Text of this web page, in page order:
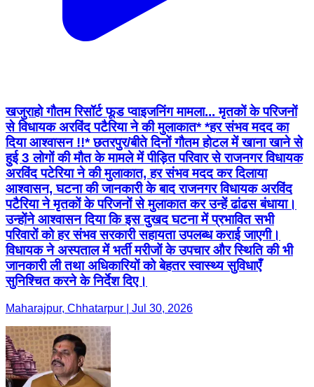
खजुराहो गौतम रिसॉर्ट फूड प्वाइजनिंग मामला... मृतकों के परिजनों
से विधायक अरविंद पटैरिया ने की मुलाकात* *हर संभव मदद का
दिया आश्वासन !!* छतरपुर/बीते दिनों गौतम होटल में खाना खाने से
हुई 3 लोगों की मौत के मामले में पीड़ित परिवार से राजनगर विधायक
अरविंद पटेरिया ने की मुलाकात, हर संभव मदद कर दिलाया
आश्वासन, घटना की जानकारी के बाद राजनगर विधायक अरविंद
पटैरिया ने मृतकों के परिजनों से मुलाकात कर उन्हें ढांढस बंधाया।
उन्होंने आश्वासन दिया कि इस दुखद घटना में प्रभावित सभी
परिवारों को हर संभव सरकारी सहायता उपलब्ध कराई जाएगी।
विधायक ने अस्पताल में भर्ती मरीजों के उपचार और स्थिति की भी
जानकारी ली तथा अधिकारियों को बेहतर स्वास्थ्य सुविधाएँ
सुनिश्चित करने के निर्देश दिए।
Maharajpur, Chhatarpur | Jul 30, 2026